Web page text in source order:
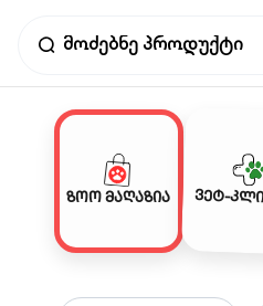
ზოო მაღაზია ვეტ-